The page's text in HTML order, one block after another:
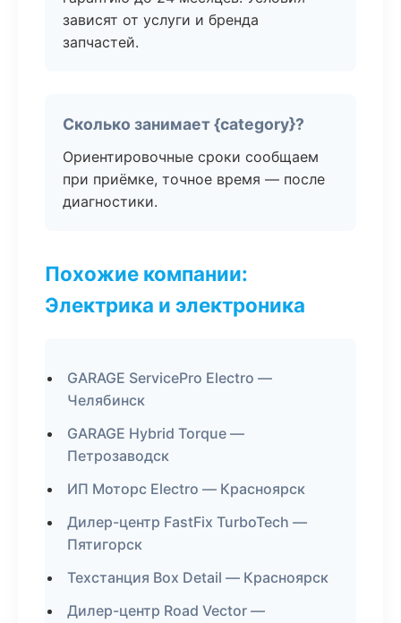
зависят от услуги и бренда
запчастей.
Сколько занимает {category}?
Ориентировочные сроки сообщаем
при приёмке, точное время — после
диагностики.
Похожие компании:
Электрика и электроника
GARAGE ServicePro Electro —
Челябинск
GARAGE Hybrid Torque —
Петрозаводск
ИП Моторс Electro — Красноярск
Дилер-центр FastFix TurboTech —
Пятигорск
Техстанция Box Detail — Красноярск
Дилер-центр Road Vector —